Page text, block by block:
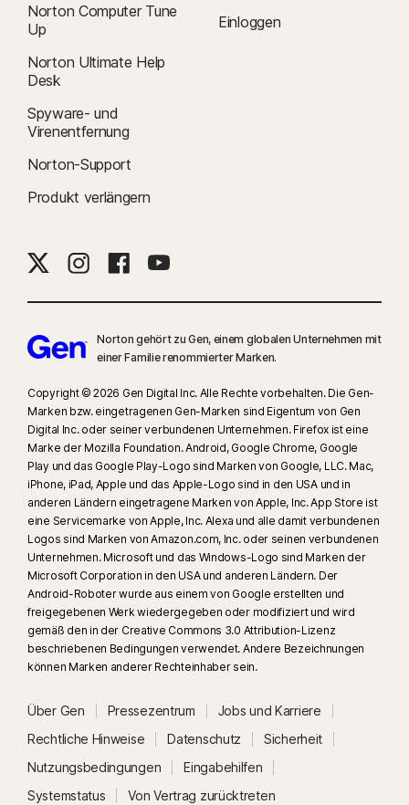
Norton Computer Tune
Up
Norton Ultimate Help
Desk
Spyware- und
Virenentfernung
Norton-Support
Produkt verlängern
Einloggen
Norton gehört zu Gen, einem globalen Unternehmen mit
einer Familie renommierter Marken.
Copyright © 2026 Gen Digital Inc. Alle Rechte vorbehalten. Die Gen-
Marken bzw. eingetragenen Gen-Marken sind Eigentum von Gen
Digital Inc. oder seiner verbundenen Unternehmen. Firefox ist eine
Marke der Mozilla Foundation. Android, Google Chrome, Google
Play und das Google Play-Logo sind Marken von Google, LLC. Mac,
iPhone, iPad, Apple und das Apple-Logo sind in den USA und in
anderen Ländern eingetragene Marken von Apple, Inc. App Store ist
eine Servicemarke von Apple, Inc. Alexa und alle damit verbundenen
Logos sind Marken von Amazon.com, Inc. oder seinen verbundenen
Unternehmen. Microsoft und das Windows-Logo sind Marken der
Microsoft Corporation in den USA und anderen Ländern. Der
Android-Roboter wurde aus einem von Google erstellten und
freigegebenen Werk wiedergegeben oder modifiziert und wird
gemäß den in der Creative Commons 3.0 Attribution-Lizenz
beschriebenen Bedingungen verwendet. Andere Bezeichnungen
können Marken anderer Rechteinhaber sein.
Über Gen Pressezentrum
Jobs und Karriere
Rechtliche Hinweise
Datenschutz
Sicherheit
Nutzungsbedingungen
Eingabehilfen
Systemstatus
Von Vertrag zurücktreten